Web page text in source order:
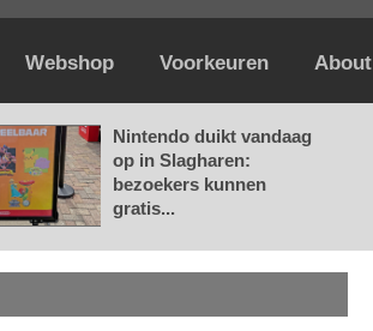
Webshop Voorkeuren About
Nintendo duikt vandaag
op in Slagharen:
bezoekers kunnen
gratis...